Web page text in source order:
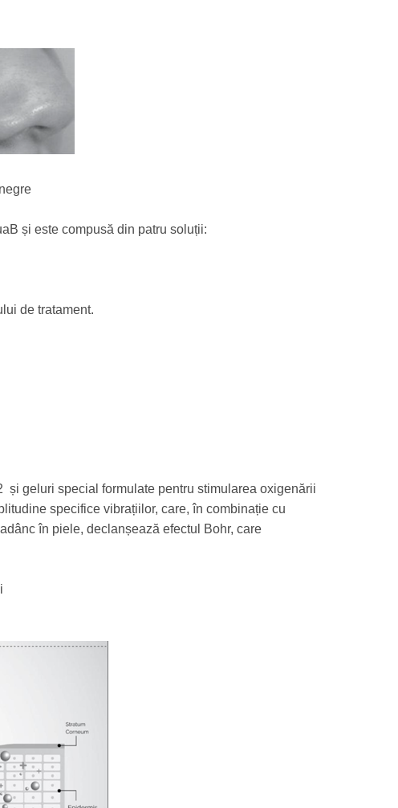
și este compusă din patru soluții:
de tratament.
geluri special formulate pentru stimularea oxigenării
specifice vibrațiilor, care, în combinație cu
în piele, declanșează efectul Bohr, care